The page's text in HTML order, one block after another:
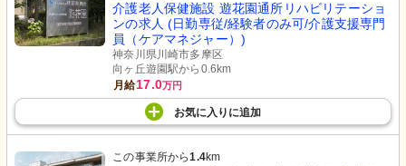
介護老人保健施設 遊花園通所リハビリテーショ
ンの求人 (日勤専従/経験者のみ可/介護支援専門
員（ケアマネジャー）)
神奈川県川崎市多摩区
向ヶ丘遊園駅から0.6km
月給17.0万円
お気に入り に追加
この事業所から1.4km